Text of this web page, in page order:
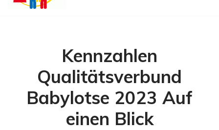
Kennzahlen
Qualitätsverbund
Babylotse 2023 Auf
einen Blick